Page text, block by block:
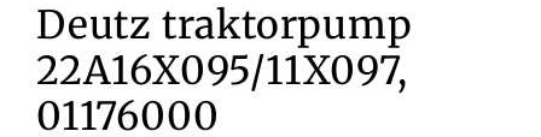
Deutz traktorpump
22A16X095/11X097,
01176000